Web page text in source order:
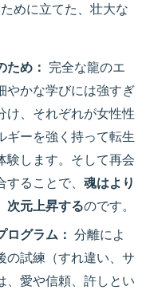
めに立てた、壮大な
ため： 完全な龍のエ
やかな学びには強すぎ
け、それぞれが女性性
ギーを強く持って転生
験します。そして再会
ることで、 魂はより
次元上昇するのです。
グラム： 分離によ
の試練（すれ違い、サ
、愛や信頼、許しとい